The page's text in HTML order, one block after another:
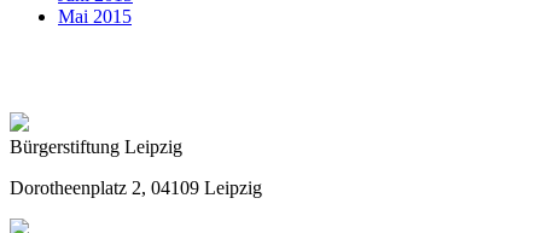
Mai 2015
Bürgerstiftung Leipzig
Dorotheenplatz 2, 04109 Leipzig